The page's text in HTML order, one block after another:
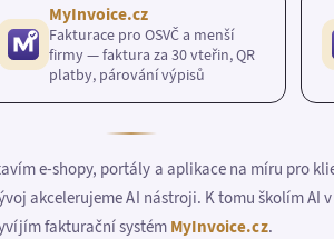
MyInvoice.cz
Fakturace pro OSVČ a menší
firmy — faktura za 30 vteřin, QR
platby, párování výpisů
e-shopy, portály a aplikace na míru pro
akcelerujeme AI nástroji. K tomu školím AI v
fakturační systémMyInvoice.cz.